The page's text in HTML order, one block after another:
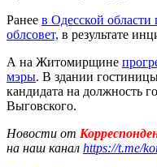
Ранее в Одесской
облсовет, в результате
А на Житомирщине
мэры. В здании
кандидата на должность
Выговского.
Новости от
на наш канал https://t.me/